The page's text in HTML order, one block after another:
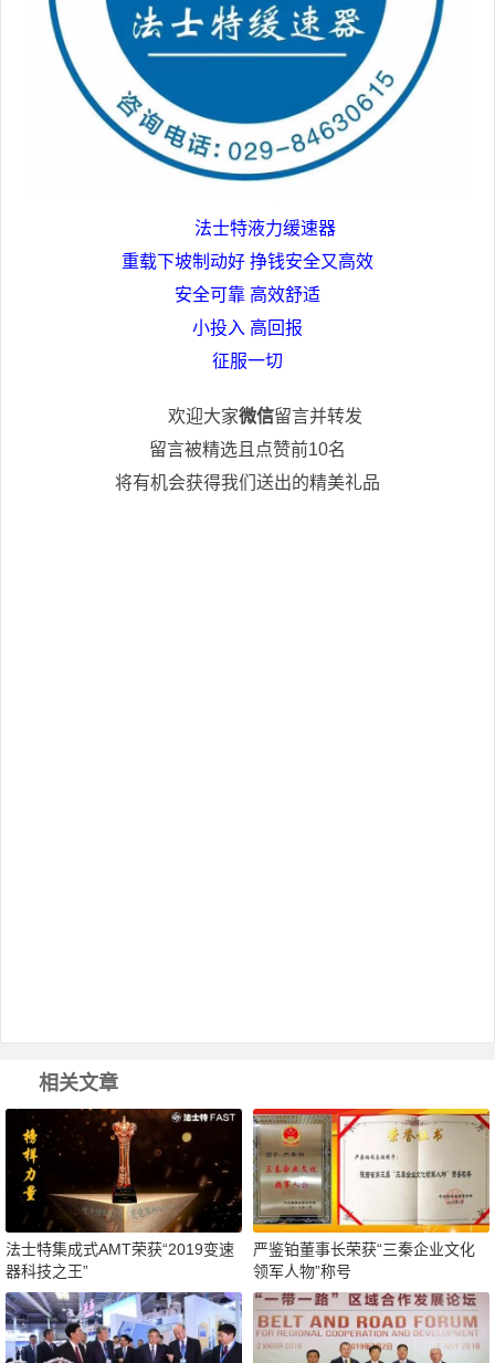
法士特液力缓速器
重载下坡制动好 挣钱安全又高效
安全可靠 高效舒适
小投入 高回报
征服一切
欢迎大家微信留言并转发
留言被精选且点赞前10名
将有机会获得我们送出的精美礼品
相关文章
法士特集成式AMT荣获“2019变速
器科技之王”
严鉴铂董事长荣获“三秦企业文化
领军人物”称号